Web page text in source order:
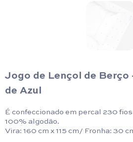
Jogo de Lençol de Berço
de Azul
É confeccionado em percal 230
100% algodão.
Vira: 160 cm x 115 cm/ Fronha: 30